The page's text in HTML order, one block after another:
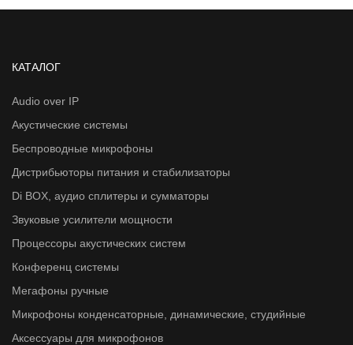
КАТАЛОГ
Audio over IP
Акустические системы
Беспроводные микрофоны
Дистрибьюторы питания и стабилизаторы
Di BOX, аудио сплитеры и сумматоры
Звуковые усилители мощности
Процессоры акустических систем
Конференц системы
Мегафоны ручные
Микрофоны конденсаторные, динамические, студийные
Аксессуары для микрофонов